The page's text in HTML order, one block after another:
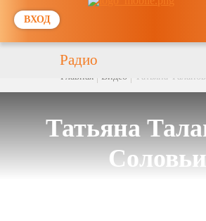
ВХОД
Радио
Главная Видео Татьяна
Татьяна
Соловьи